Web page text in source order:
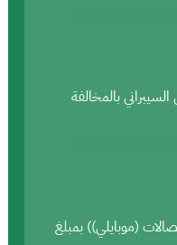
بالمخالفة
(موبايلي)) بمبلغ